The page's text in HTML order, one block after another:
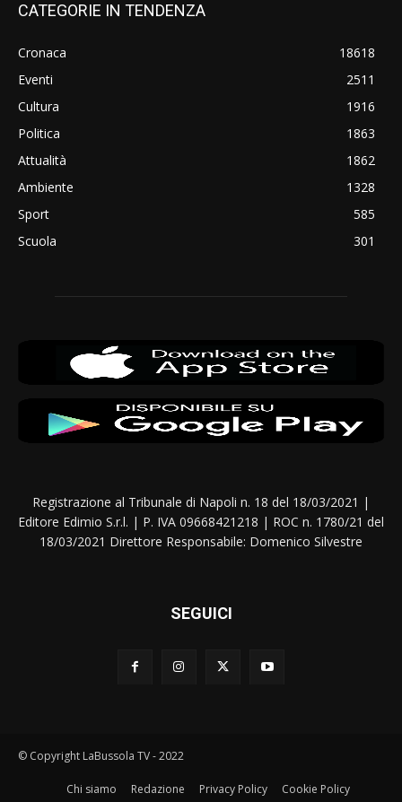
CATEGORIE IN TENDENZA
Cronaca
18618
Eventi
2511
Cultura
1916
Politica
1863
Attualità
1862
Ambiente
1328
Sport
585
Scuola
301
Registrazione al Tribunale di Napoli n. 18 del 18/03/2021 |
Editore Edimio S.r.l. | P. IVA 09668421218 | ROC n. 1780/21 del
18/03/2021 Direttore Responsabile: Domenico Silvestre
SEGUICI
© Copyright LaBussola TV - 2022
Chi siamo Redazione Privacy Policy Cookie Policy